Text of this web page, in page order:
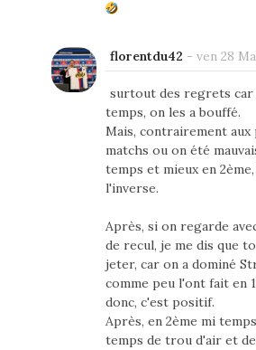
florentdu42 - ven 28
surtout des regrets car
temps, on les a bouffé.
Mais, contrairement aux
matchs ou on été
temps et mieux en 2ème,
l'inverse.
Après, si on regarde
de recul, je me dis que
jeter, car on a dominé
comme peu l'ont fait en
donc, c'est positif.
Après, en 2ème mi
temps de trou d'air et